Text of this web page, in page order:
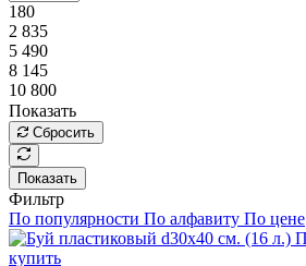
180
2 835
5 490
8 145
10 800
Показать
Сбросить
Показать
Фильтр
По популярности По алфавиту По цене